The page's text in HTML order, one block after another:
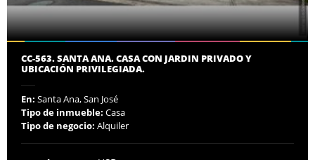
CC-563. SANTA ANA. CASA CON JARDIN PRIVADO Y
UBICACIÓN PRIVILEGIADA.
En: Santa Ana, San José
Tipo de inmueble: Casa
Tipo de negocio: Alquiler